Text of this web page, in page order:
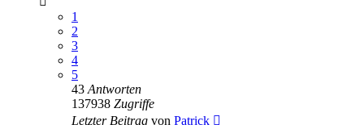
1
2
3
4
5
43 Antworten
137938 Zugriffe
Letzter Beitrag von Patrick